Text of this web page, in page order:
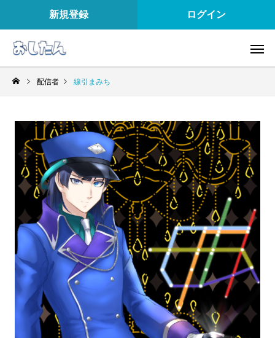
新規登録 ログイン
配信者 線引まみち